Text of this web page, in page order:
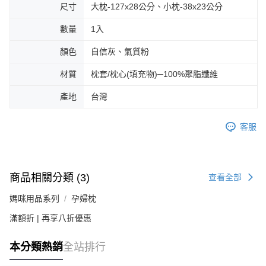
尺寸 大枕-127x28公分、小枕-38x23公分
數量 1入
顏色 自信灰、氣質粉
材質 枕套/枕心(填充物)─100%聚脂纖維
產地 台灣
客服
商品相關分類 (3) 查看全部
媽咪用品系列 孕婦枕
滿額折 | 再享八折優惠
本分類熱銷全站排行